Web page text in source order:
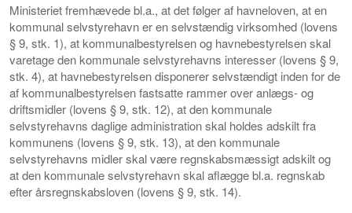
Ministeriet fremhævede bl.a., at det følger af havneloven, at en
kommunal selvstyrehavn er en selvstændig virksomhed (lovens
§ 9, stk. 1), at kommunalbestyrelsen og havnebestyrelsen skal
varetage den kommunale selvstyrehavns interesser (lovens § 9,
stk. 4), at havnebestyrelsen disponerer selvstændigt inden for de
af kommunalbestyrelsen fastsatte rammer over anlægs- og
driftsmidler (lovens § 9, stk. 12), at den kommunale
selvstyrehavns daglige administration skal holdes adskilt fra
kommunens (lovens § 9, stk. 13), at den kommunale
selvstyrehavns midler skal være regnskabsmæssigt adskilt og
at den kommunale selvstyrehavn skal aflægge bl.a. regnskab
efter årsregnskabsloven (lovens § 9, stk. 14).